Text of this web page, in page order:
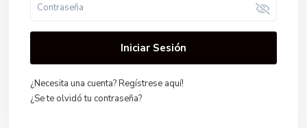
Iniciar Sesión
¿Necesita una cuenta? Regístrese aquí!
¿Se te olvidó tu contraseña?